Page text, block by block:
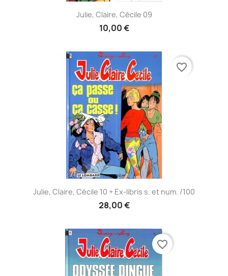
Julie, Claire, Cécile 09
10,00 €
Julie, Claire, Cécile 10 + Ex-libris s. et num. /100
28,00 €
favorite_border
favorite_border